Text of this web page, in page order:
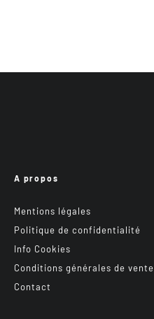
A propos
Mentions légales
Politique de confidentialité
Info Cookies
Conditions générales de vente
Contact